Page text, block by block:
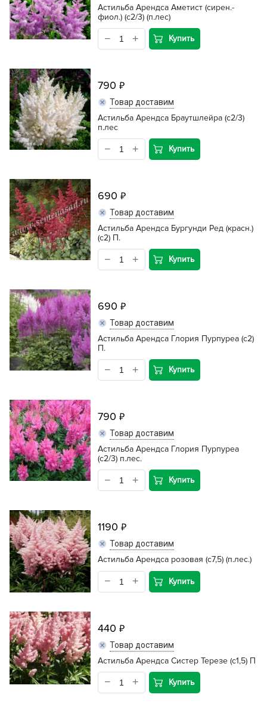
Астильба Арендса Аметист (сирен.-
фиол.) (с2/3) (п.лес)
Купить
790
Товар доставим
Астильба Арендса Браутшлейра (с2/3)
п.лес
Купить
690
Товар доставим
Астильба Арендса Бургунди Ред (красн.)
(с2) П.
Купить
690
Товар доставим
Астильба Арендса Глория Пурпуреа (с2)
П.
Купить
790
Товар доставим
Астильба Арендса Глория Пурпуреа
(с2/3) п.лес.
Купить
1190
Товар доставим
Астильба Арендса розовая (с7,5) (п.лес.)
Купить
440
Товар доставим
Астильба Арендса Систер Терезе (c1,5) П
Купить